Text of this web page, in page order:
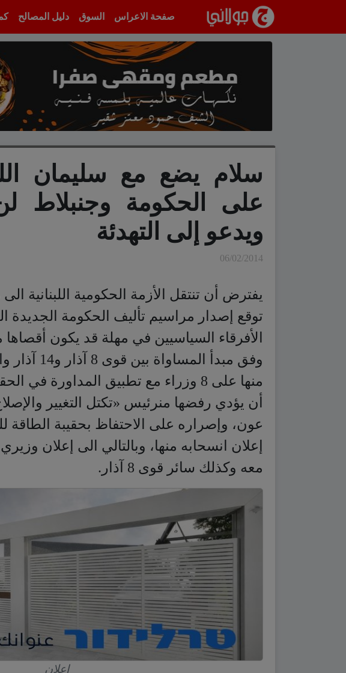
صفحة الاعراس
السوق دليل المصالح
سلام يضع مع سليمان
على الحكومة وجنبلاط
ويدعو إلى التهدئة
06/02/2014
يفترض أن تنتقل الأزمة الحكومية اللبنانية
توقع إصدار مراسيم تأليف الحكومة الجديدة
الأفرقاء السياسيين في مهلة قد يكون
وفق مبدأ
منها على 8 وزراء مع تطبيق المداورة
أن يؤدي رفضها منرئيس «تكتل التغيير
عون، وإصراره على الاحتفاظ بحقيبة الطاقة
إعلان انسحابه منها، وبالتالي الى إعلان
معه وكذلك سائر قوى 8 آذار.
إعلان
وأكد رئيس «جبهة النضال الوطني» النيابية
آذار، آملاً أن تعيد قياداتها النظر في موقفها،